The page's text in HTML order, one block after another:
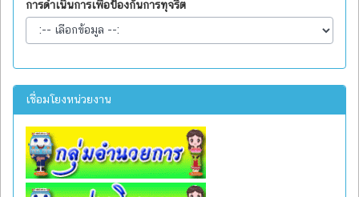
การดำเนินการเพื่อป้องกันการทุจริต
เชื่อมโยงหน่วยงาน